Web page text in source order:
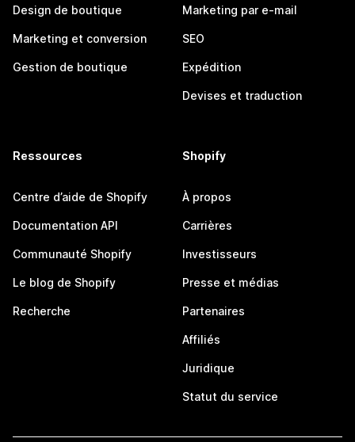
Design de boutique
Marketing et conversion
Gestion de boutique
Marketing par e-mail
SEO
Expédition
Devises et traduction
Ressources
Centre d’aide de Shopify
Documentation API
Communauté Shopify
Le blog de Shopify
Recherche
Shopify
À propos
Carrières
Investisseurs
Presse et médias
Partenaires
Affiliés
Juridique
Statut du service